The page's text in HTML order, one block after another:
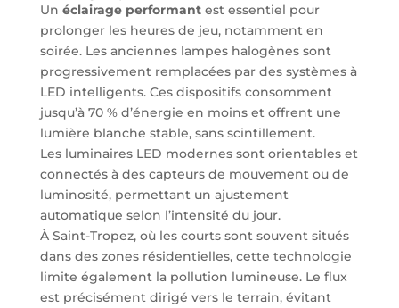
Un éclairage performantest essentiel pour
prolonger les heures de jeu, notamment en
soirée. Les anciennes lampes halogènes sont
progressivement remplacées par des systèmes à
LED intelligents. Ces dispositifs consomment
jusqu’à 70 % d’énergie en moins et offrent une
lumière blanche stable, sans scintillement.
Les luminaires LED modernes sont orientables et
connectés à des capteurs de mouvement ou de
luminosité, permettant un ajustement
automatique selon l’intensité du jour.
À Saint-Tropez, où les courts sont souvent situés
dans des zones résidentielles, cette technologie
limite également la pollution lumineuse. Le flux
est précisément dirigé vers le terrain, évitant